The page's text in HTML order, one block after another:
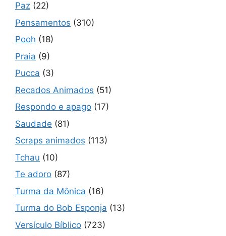
Paz (22)
Pensamentos (310)
Pooh (18)
Praia (9)
Pucca (3)
Recados Animados (51)
Respondo e apago (17)
Saudade (81)
Scraps animados (113)
Tchau (10)
Te adoro (87)
Turma da Mônica (16)
Turma do Bob Esponja (13)
Versículo Bíblico (723)